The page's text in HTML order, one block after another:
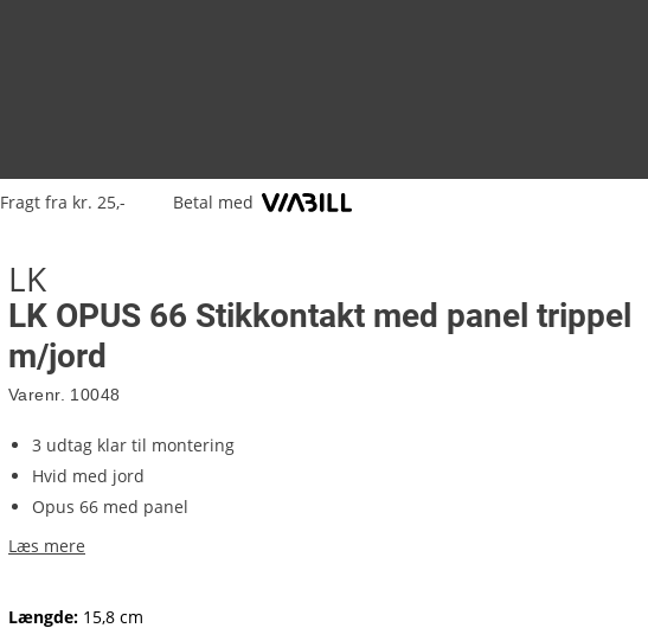
Fragt fra kr. 25,- Betal med
LK
LK OPUS 66 Stikkontakt med panel trippel
m/jord
Varenr. 10048
3 udtag klar til montering
Hvid med jord
Opus 66 med panel
Læs mere
Længde: 15,8 cm